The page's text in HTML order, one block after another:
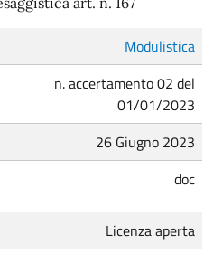
Modulistica
n. accertamento 02 del
01/01/2023
26 Giugno 2023
doc
Licenza aperta